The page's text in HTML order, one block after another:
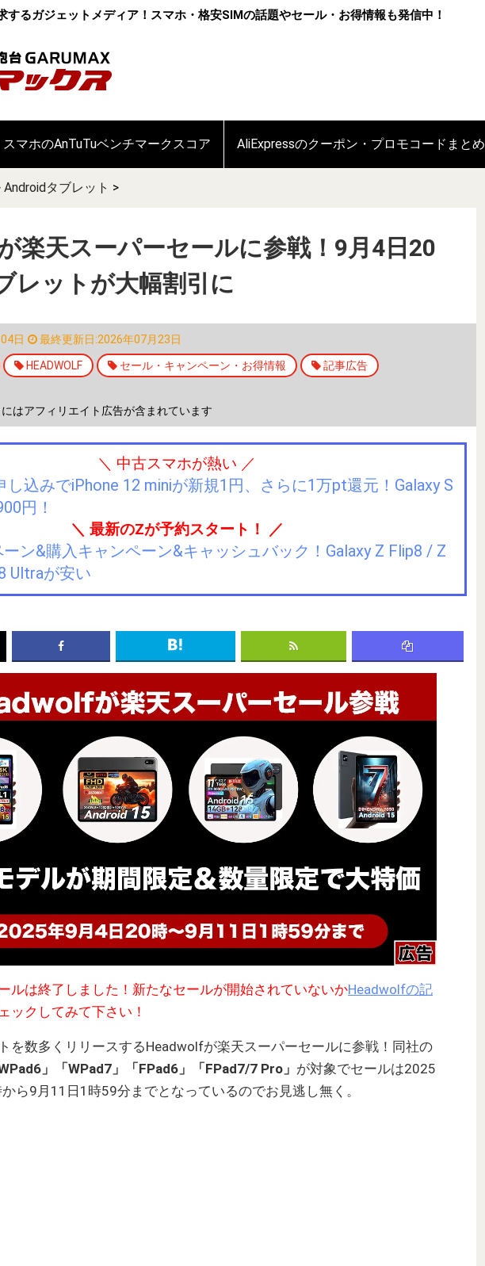
するガジェットメディア！スマホ・格安SIMの話題やセール・お得情報も発信中！
スマホのAnTuTuベンチマークスコア AliExpressのクーポン・プロモコードまとめ
Androidタブレット >
楽天スーパーセールに参戦！9月4日20
レットが大幅割引に
日 最終更新日:2026年07月23日
HEADWOLF セール・キャンペーン・お得情報 記事広告
はアフィリエイト広告が含まれています
＼ 中古スマホが熱い ／
し込みでiPhone 12 miniが新規1円、さらに1万pt還元！Galaxy S
円！
＼ 最新のZが予約スタート！ ／
ン&購入キャンペーン&キャッシュバック！Galaxy Z Flip8 / Z
Ultraが安い
ルは終了しました！新たなセールが開始されていないかHeadwolfの記
ックしてみて下さい！
を数多くリリースするHeadwolfが楽天スーパーセールに参戦！同社の
WPad6」「WPad7」「FPad6」「FPad7/7 Pro」 が対象でセールは2025
ら9月11日1時59分までとなっているのでお見逃し無く。